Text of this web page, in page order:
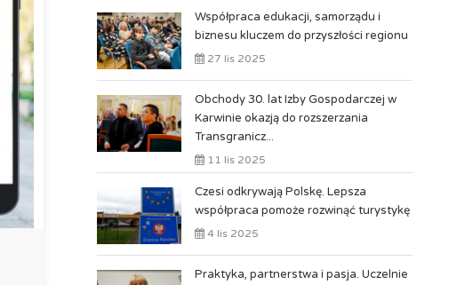
Współpraca edukacji, samorządu i
biznesu kluczem do przyszłości regionu
27 lis 2025
Obchody 30. lat Izby Gospodarczej w
Karwinie okazją do rozszerzania
Transgranicz...
11 lis 2025
Czesi odkrywają Polskę. Lepsza
współpraca pomoże rozwinąć turystykę
4 lis 2025
Praktyka, partnerstwa i pasja. Uczelnie